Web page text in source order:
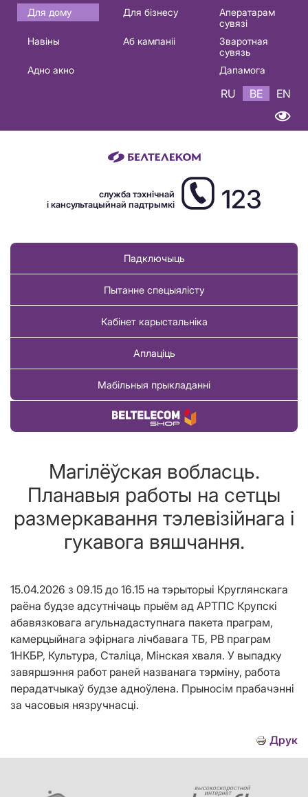
Основная
навигация
Для дому Для бізнесу
Аператарам
сувязі
Навіны
Аб кампаніі
Зваротная
сувязь
Адно акно
Дапамога
RU BE EN
служба тэхнічнай
і кансультацыйнай падтрымкі
123
Падключыць
Пытанне спецыялісту
Кабінет карыстальніка
Аплаціць
Мабільныя прыкладанні
Купіць тавар
Магілёўская вобласць.
Планавыя работы на сетцы
размеркавання тэлевізійнага і
гукавога вяшчання.
15.04.2026 з 09.15 до 16.15 на тэрыторыі Круглянскага
раёна будзе адсутнічаць прыём ад АРТПС Крупскі
абавязковага агульнадаступнага пакета праграм,
камерцыйнага эфірнага лічбавага ТБ, РВ праграм
1НКБР, Культура, Сталіца, Мінская хваля. У выпадку
завяршэння работ раней названага тэрміну, работа
перадатчыкаў будзе адноўлена. Прыносім прабачэнні
за часовыя нязручнасці.
Друк